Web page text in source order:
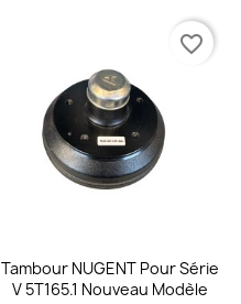
Tambour NUGENT Pour Série
V 5T165.1 Nouveau Modèle
favorite_border